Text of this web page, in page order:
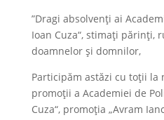
”Dragi absolvenți ai
Ioan Cuza“, stimați părinți,
doamnelor și domnilor,
Participăm astăzi cu toții la
promoții a Academiei de
Cuza“, promoția „Avram